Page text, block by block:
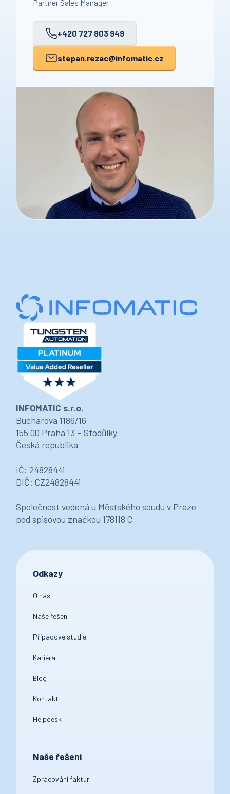
Partner Sales Manager
+420 727 803 949
stepan.rezac@infomatic.cz
INFOMATIC s.r.o.
Bucharova 1186/16
155 00 Praha 13 – Stodůlky
Česká republika
IČ: 24828441
DIČ: CZ24828441
Společnost vedená u Městského soudu v Praze
pod spisovou značkou 178118 C
Odkazy
O nás
Naše řešení
Případové studie
Kariéra
Blog
Kontakt
Helpdesk
Naše řešení
Zpracování faktur